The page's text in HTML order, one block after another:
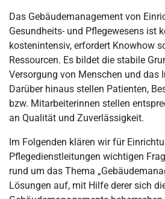
Fazit: Mehr Effektivität und Effizienz
Gebäudemanagement
Das Gebäudemanagement von
Gesundheits- und Pflegewesens ist
kostenintensiv, erfordert Knowhow
Ressourcen. Es bildet die stabile
Versorgung von Menschen und das
Darüber hinaus stellen Patienten,
bzw. Mitarbeiterinnen stellen
an Qualität und Zuverlässigkeit.
Im Folgenden klären wir für
Pflegedienstleitungen wichtigen
rund um das Thema
Lösungen auf, mit Hilfe derer sich